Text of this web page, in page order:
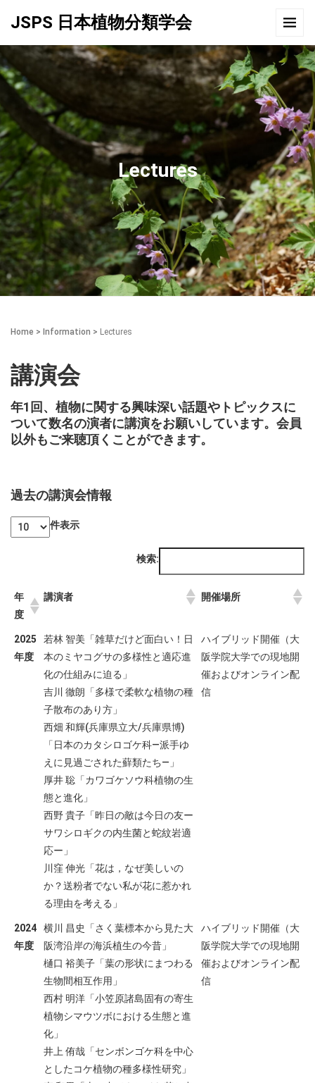
JSPS 日本植物分類学会
Lectures
Home > Information > Lectures
講演会
年1回、植物に関する興味深い話題やトピックスに
ついて数名の演者に講演をお願いしています。会員
以外もご来聴頂くことができます。
過去の講演会情報
件表示
検索:
年
度
講演者 開催場所
2025
年度
若林 智美「雑草だけど面白い！日
本のミヤコグサの多様性と適応進
化の仕組みに迫る」
吉川 徹朗「多様で柔軟な植物の種
子散布のあり方」
西畑 和輝(兵庫県立大/兵庫県博)
「日本のカタシロゴケ科―派手ゆ
えに見過ごされた蘚類たち―」
厚井 聡「カワゴケソウ科植物の生
態と進化」
西野 貴子「昨日の敵は今日の友ー
サワシロギクの内生菌と蛇紋岩適
応ー」
川窪 伸光「花は，なぜ美しいの
か？送粉者でない私が花に惹かれ
る理由を考える」
ハイブリッド開催（大
阪学院大学での現地開
催およびオンライン配
信
2024
年度
横川 昌史「さく葉標本から見た大
阪湾沿岸の海浜植生の今昔」
樋口 裕美子「葉の形状にまつわる
生物間相互作用」
西村 明洋「小笠原諸島固有の寄生
植物シマウツボにおける生態と進
化」
井上 侑哉「センボンゴケ科を中心
としたコケ植物の種多様性研究」
ハイブリッド開催（大
阪学院大学での現地開
催およびオンライン配
信